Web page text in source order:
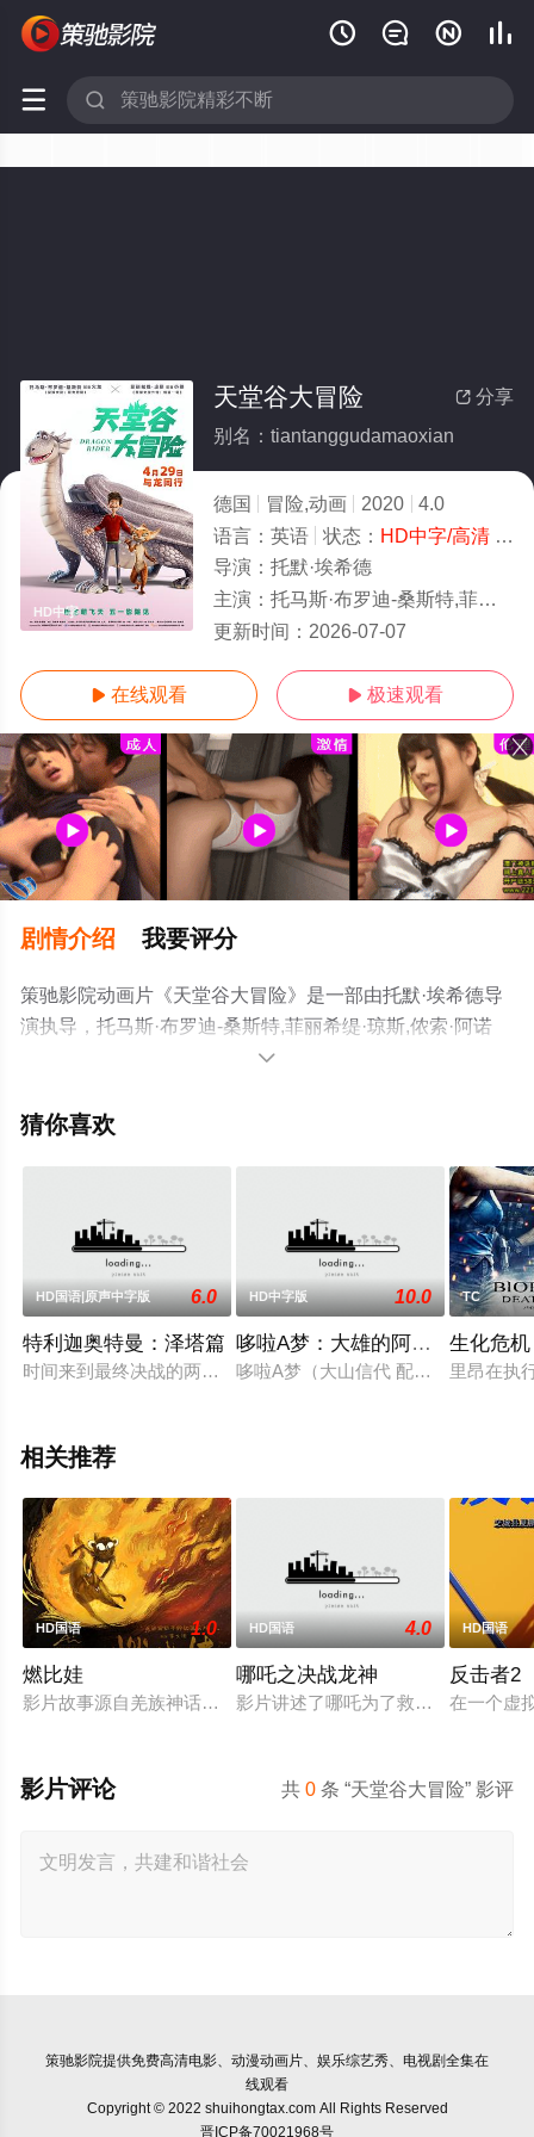
   
 
HD中字
 分享
天堂谷大冒险
别名：tiantanggudamaoxian
德国 冒险,动画 2020
4.0
语言： 英语 状态： HD中字/高清- 免费在线观看
导演： 托默·埃希德
主演： 托马斯·布罗迪-桑斯特,菲丽希缇·琼斯,侬索·阿诺斯,威廉·范德普耶,梅拉·沙尔,
更新时间： 2026-07-07
 在线观看  极速观看
剧情介绍 我要评分
策驰影院动画片《天堂谷大冒险》是一部由托默·埃希德导
演执导，托马斯·布罗迪-桑斯特,菲丽希缇·琼斯,侬索·阿诺
斯,威廉·范德普耶,梅拉·沙尔,弗莱迪·海默,帕特里克·斯图尔
员精彩演绎的德国电影，手机免费观看高清未删减完整版

猜你喜欢
HD国语|原声中字版 6.0
特利迦奥特曼：泽塔篇
时间来到最终决战的两年后，在本应已迎来和平的地球上，怪
HD中字版 10.0
哆啦A梦：大雄的阿拉伯之夜
哆啦A梦（大山信代 配音）拿出了一
TC
生化危
里昂在执
相关推荐
HD国语 1.0
燃比娃
影片故事源自羌族神话，讲述了一只被人类抚养长大的猴子，追
HD国语 4.0
哪吒之决战龙神
影片讲述了哪吒为了救出活祭的小孩
HD国语
反击者2
在一个虚
共0 条 “天堂谷大冒险” 影评
影片评论
策驰影院提供免费高清电影、动漫动画片、娱乐综艺秀、电视剧全集在
线观看
Copyright © 2022 shuihongtax.com All Rights Reserved
晋ICP备70021968号